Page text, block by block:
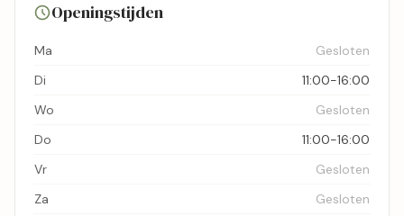
Openingstijden
Ma
Gesloten
Di
11:00-16:00
Wo
Gesloten
Do
11:00-16:00
Vr
Gesloten
Za
Gesloten